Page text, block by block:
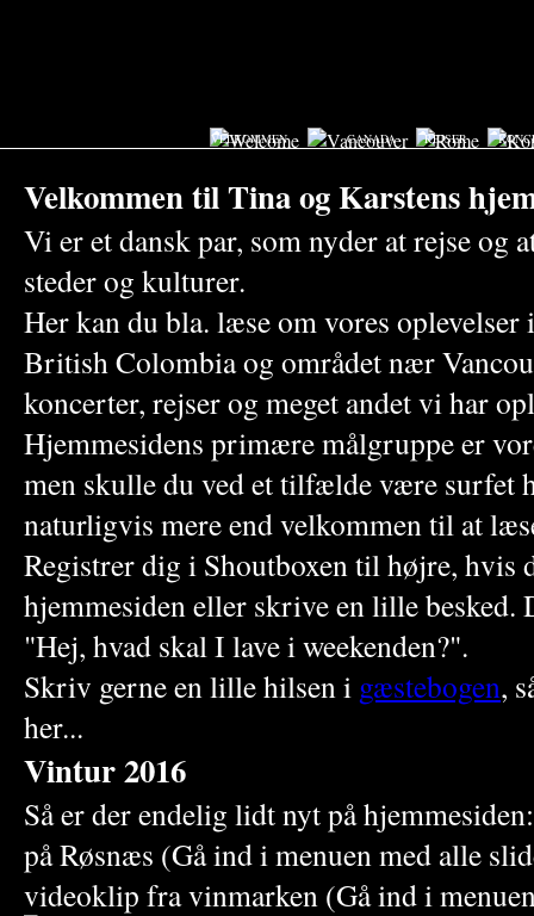
VELKOMMEN CANADA REJSER
Velkommen til Tina og Karstens
Vi er et dansk par, som nyder at rejse og
steder og kulturer.
Her kan du bla. læse om vores oplevelser
British Colombia og området nær
koncerter, rejser og meget andet vi har
Hjemmesidens primære målgruppe er
men skulle du ved et tilfælde være surfet
naturligvis mere end velkommen til at
Registrer dig i Shoutboxen til højre, hvis
hjemmesiden eller skrive en lille besked.
"Hej, hvad skal I lave i weekenden?".
Skriv gerne en lille hilsen i gæstebogen,
her...
Vintur 2016
Så er der endelig lidt nyt på
på Røsnæs (Gå ind i menuen med alle
videoklip fra vinmarken (Gå ind i